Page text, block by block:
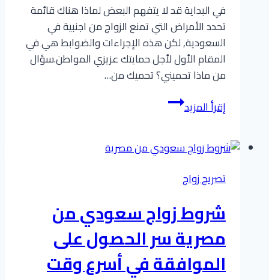
في البداية قد لا يتفهم البعض لماذا هناك قائمة
تحدد الأمراض التي تمنع الزواج من اجنبية في
السعودية, لكن هذه الإجراءات والضوابط هي في
المقام الأول لأجل حمايتك عزيزي المواطن.سؤال
من ماذا تحميني؟ تحميك من…
إقرأ المزيدالفحوصات
الطبية
تعرف
الأمراض
تمنع
الزواج
من
أجنبية
تصريح زواج
شروط زواج سعودي من
مصرية سر الحصول على
الموافقة في أسرع وقت